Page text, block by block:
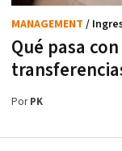
Qué pasa
MANAGEMENT /
PorPK